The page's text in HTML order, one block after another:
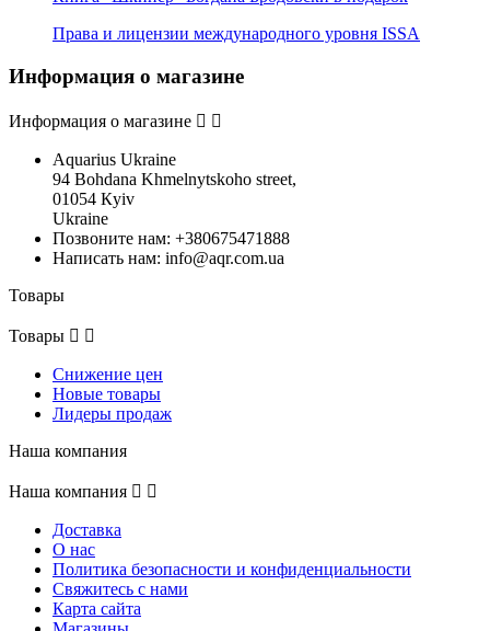
Права и лицензии международного уровня ISSA
Информация о магазине
Информация о магазине  
Aquarius Ukraine
94 Bohdana Khmelnytskoho street,
01054 Кyiv
Ukraine
Позвоните нам: +380675471888
Написать нам: info@aqr.com.ua
Товары
Товары  
Снижение цен
Новые товары
Лидеры продаж
Наша компания
Наша компания  
Доставка
О нас
Политика безопасности и конфиденциальности
Свяжитесь с нами
Карта сайта